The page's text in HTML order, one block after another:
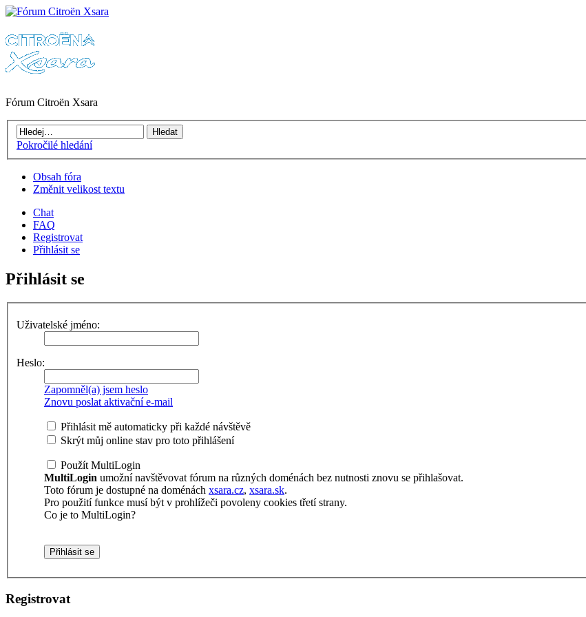
Fórum Citroën Xsara
Pokročilé hledání
Obsah fóra
Změnit velikost textu
Chat
FAQ
Registrovat
Přihlásit se
Přihlásit se
Uživatelské jméno:
Heslo:
Zapomněl(a) jsem heslo
Znovu poslat aktivační e-mail
Přihlásit mě automaticky při každé návštěvě
Skrýt můj online stav pro toto přihlášení
Použít MultiLogin
MultiLogin umožní navštěvovat fórum na různých doménách bez nutnosti znovu se přihlašovat.
Toto fórum je dostupné na doménách xsara.cz, xsara.sk.
Pro použití funkce musí být v prohlížeči povoleny cookies třetí strany.
Co je to MultiLogin?
Registrovat